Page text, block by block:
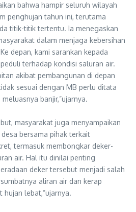
bahwa hampir seluruh wilayah
penghujan tahun ini, terutama
titik-titik tertentu. Ia menegaskan
dalam menjaga kebersihan
depan, kami sarankan kepada
terhadap kondisi saluran air.
akibat pembangunan di depan
sesuai dengan MB perlu ditata
banjir,”ujarnya.
masyarakat juga menyampaikan
bersama pihak terkait
termasuk membongkar deker-
air. Hal itu dinilai penting
deker tersebut menjadi salah
aliran air dan kerap
hujan lebat,”ujarnya.